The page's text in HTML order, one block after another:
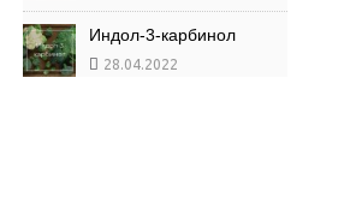
Индол-3-карбинол
28.04.2022